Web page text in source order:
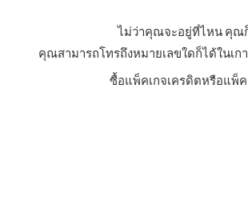
ไม่ว่าคุณจะอยู่ที่ไหน คุณก็
คุณสามารถโทรถึงหมายเลขใดก็ได้ในเ
ซื้อแพ็คเกจเครดิตหรือแพ็